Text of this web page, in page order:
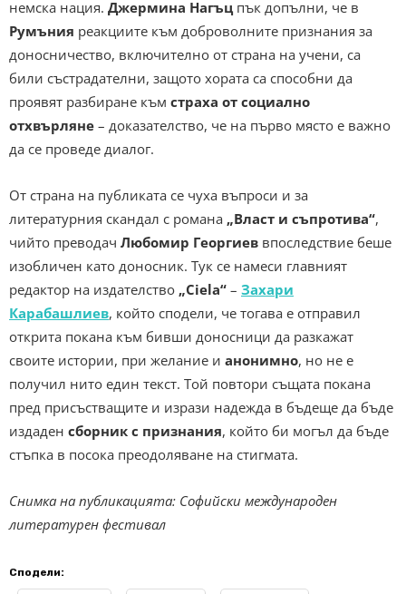
немска нация. Джермина Нагъц пък допълни, че в
Румъния реакциите към доброволните признания за
доносничество, включително от страна на учени, са
били състрадателни, защото хората са способни да
проявят разбиране към страха от социално
отхвърляне – доказателство, че на първо място е важно
да се проведе диалог.
От страна на публиката се чуха въпроси и за
литературния скандал с романа „Власт и съпротива“,
чийто преводач Любомир Георгиев впоследствие беше
изобличен като доносник. Тук се намеси главният
редактор на издателство „Ciela“ – Захари
Карабашлиев, който сподели, че тогава е отправил
открита покана към бивши доносници да разкажат
своите истории, при желание и анонимно, но не е
получил нито един текст. Той повтори същата покана
пред присъстващите и изрази надежда в бъдеще да бъде
издаден сборник с признания, който би могъл да бъде
стъпка в посока преодоляване на стигмата.
Снимка на публикацията: Софийски международен
литературен фестивал
Сподели: